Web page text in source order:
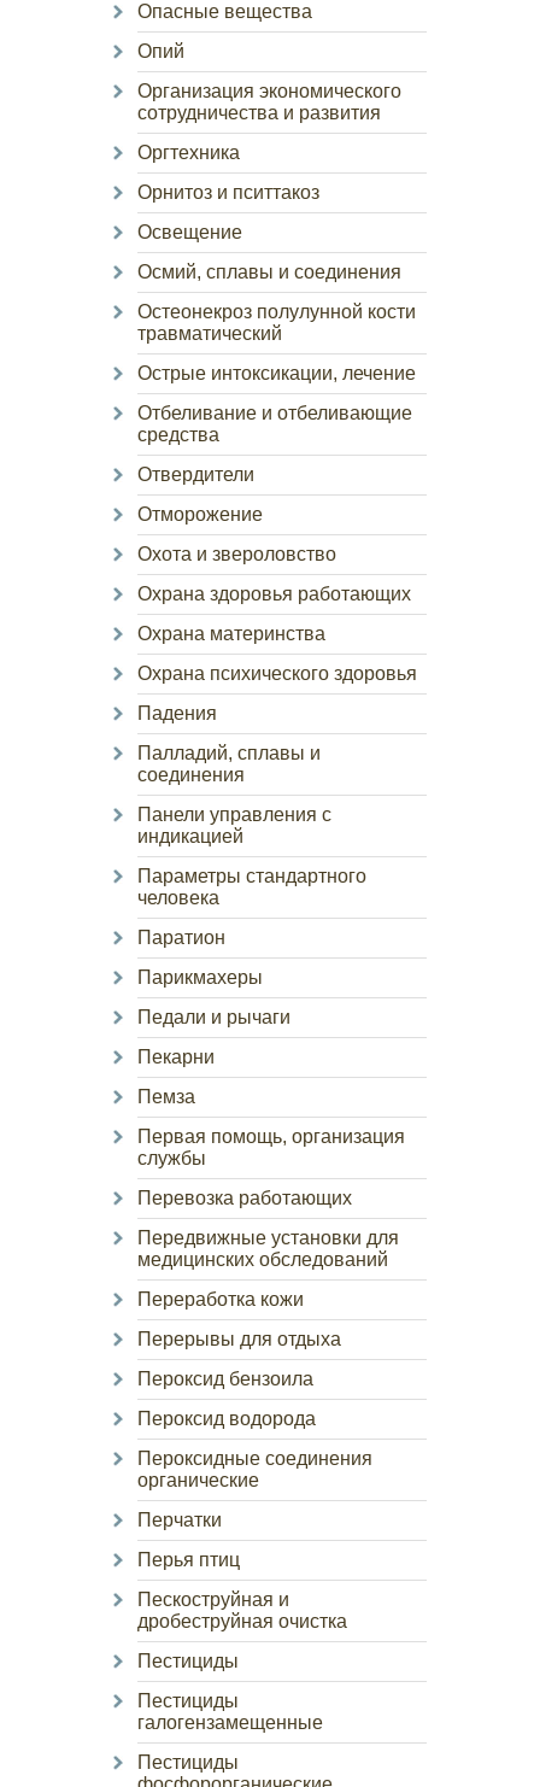
Опасные вещества
Опий
Организация экономического
сотрудничества и развития
Оргтехника
Орнитоз и пситтакоз
Освещение
Осмий, сплавы и соединения
Остеонекроз полулунной кости
травматический
Острые интоксикации, лечение
Отбеливание и отбеливающие
средства
Отвердители
Отморожение
Охота и звероловство
Охрана здоровья работающих
Охрана материнства
Охрана психического здоровья
Падения
Палладий, сплавы и
соединения
Панели управления с
индикацией
Параметры стандартного
человека
Паратион
Парикмахеры
Педали и рычаги
Пекарни
Пемза
Первая помощь, организация
службы
Перевозка работающих
Передвижные установки для
медицинских обследований
Переработка кожи
Перерывы для отдыха
Пероксид бензоила
Пероксид водорода
Пероксидные соединения
органические
Перчатки
Перья птиц
Пескоструйная и
дробеструйная очистка
Пестициды
Пестициды
галогензамещенные
Пестициды